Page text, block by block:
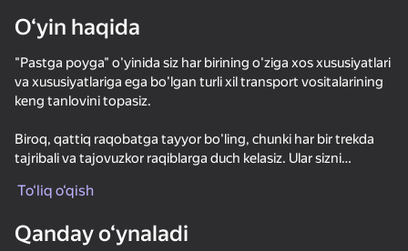
Забег Крутых Машин 3Д
Car Crash Test
O‘yin haqida
"Pastga poyga" o'yinida siz har birining o'ziga xos xususiyatlari
va xususiyatlariga ega bo'lgan turli xil transport vositalarining
keng tanlovini topasiz.
Biroq, qattiq raqobatga tayyor bo'ling, chunki har bir trekda
tajribali va tajovuzkor raqiblarga duch kelasiz. Ular sizni
imkoniyatlardan foydalanadi. Raqiblaringizni ortda qoldirib,
mahoratingizni, strategik fikrlash va reaktsiyangizni
To‘liq o‘qish
Qanday o‘ynaladi